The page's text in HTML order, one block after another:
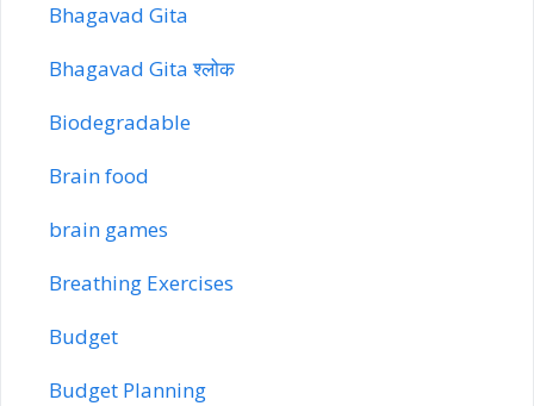
Bhagavad Gita
Bhagavad Gita श्लोक
Biodegradable
Brain food
brain games
Breathing Exercises
Budget
Budget Planning